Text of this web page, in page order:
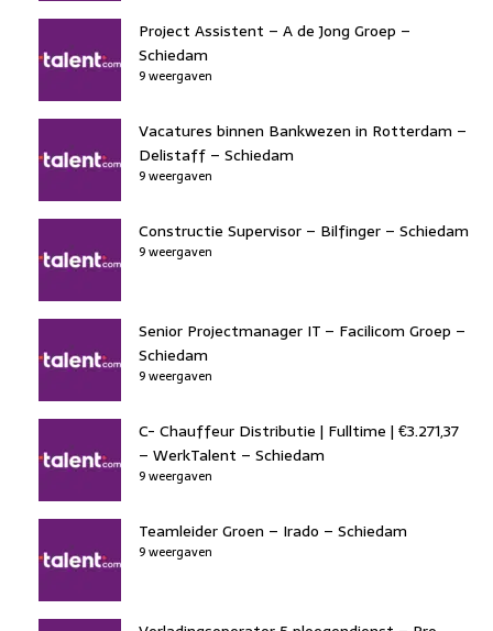
Project Assistent – A de Jong Groep –
Schiedam
9 weergaven
Vacatures binnen Bankwezen in Rotterdam –
Delistaff – Schiedam
9 weergaven
Constructie Supervisor – Bilfinger – Schiedam
9 weergaven
Senior Projectmanager IT – Facilicom Groep –
Schiedam
9 weergaven
C- Chauffeur Distributie | Fulltime | €3.271,37
– WerkTalent – Schiedam
9 weergaven
Teamleider Groen – Irado – Schiedam
9 weergaven